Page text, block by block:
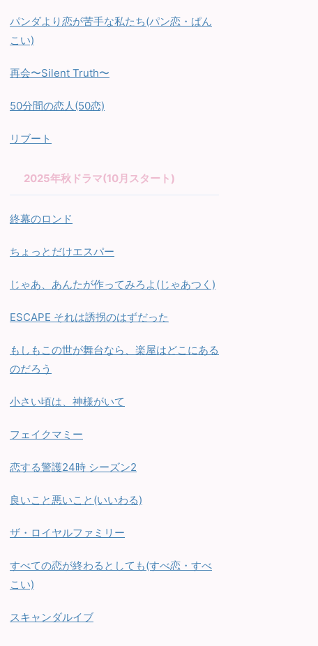
パンダより恋が苦手な私たち(パン恋・ぱん
こい)
再会〜Silent Truth〜
50分間の恋人(50恋)
リブート
2025年秋ドラマ(10月スタート)
終幕のロンド
ちょっとだけエスパー
じゃあ、あんたが作ってみろよ(じゃあつく)
ESCAPE それは誘拐のはずだった
もしもこの世が舞台なら、楽屋はどこにある
のだろう
小さい頃は、神様がいて
フェイクマミー
恋する警護24時 シーズン2
良いこと悪いこと(いいわる)
ザ・ロイヤルファミリー
すべての恋が終わるとしても(すべ恋・すべ
こい)
スキャンダルイブ